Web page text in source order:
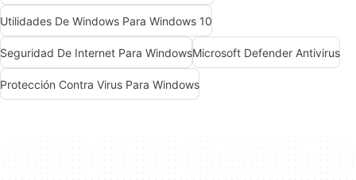
Utilidades De Windows Para Windows 10
Seguridad De Internet Para WindowsMicrosoft Defender Antivirus
Protección Contra Virus Para Windows